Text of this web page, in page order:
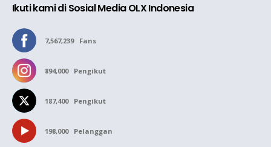
Ikuti kami di Sosial Media OLX Indonesia
7,567,239 Fans
894,000 Pengikut
187,400 Pengikut
198,000 Pelanggan